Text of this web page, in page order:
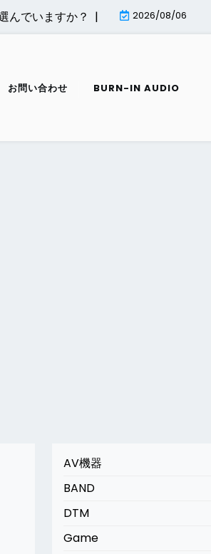
いますか？ |MiniTool Partition
2026/08/06
お問い合わせ BURN-IN AUDIO
AV機器
BAND
DTM
Game